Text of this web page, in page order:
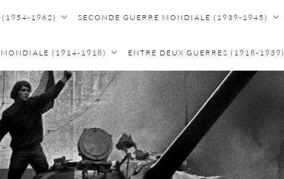
(1954-1962) SECONDE GUERRE MONDIALE (1939-1945)
MONDIALE (1914-1918) ENTRE DEUX GUERRES (1918-1939)